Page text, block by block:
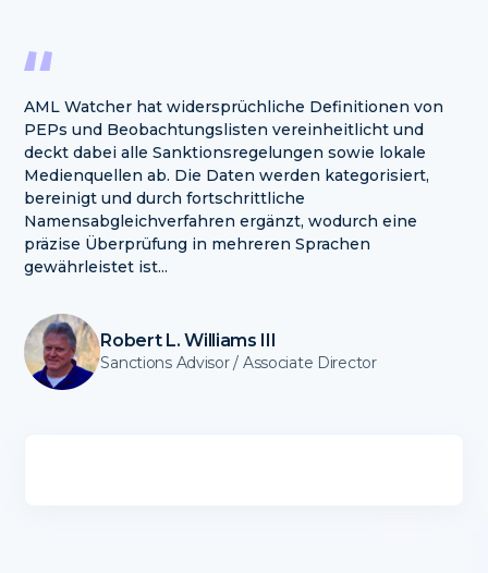
AML Watcher hat widersprüchliche Definitionen von
PEPs und Beobachtungslisten vereinheitlicht und
deckt dabei alle Sanktionsregelungen sowie lokale
Medienquellen ab. Die Daten werden kategorisiert,
bereinigt und durch fortschrittliche
Namensabgleichverfahren ergänzt, wodurch eine
präzise Überprüfung in mehreren Sprachen
gewährleistet ist...
Robert L. Williams III
Sanctions Advisor / Associate Director